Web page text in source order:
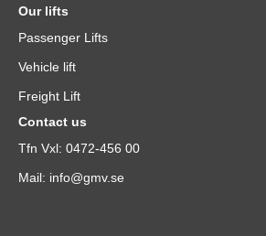
Our lifts
Passenger Lifts
Vehicle lift
Freight Lift
Contact us
Tfn Vxl: 0472-456 00
Mail: info@gmv.se